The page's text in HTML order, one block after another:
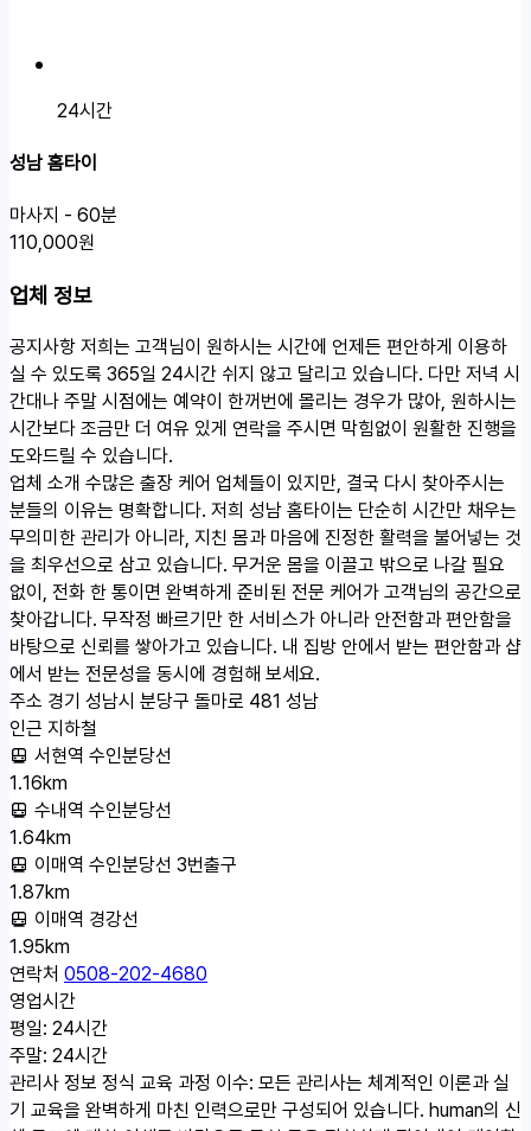
24시간
성남 홈타이
마사지 - 60분
110,000원
업체 정보
공지사항저희는 고객님이 원하시는 시간에 언제든 편안하게 이용하
실 수 있도록 365일 24시간 쉬지 않고 달리고 있습니다. 다만 저녁 시
간대나 주말 시점에는 예약이 한꺼번에 몰리는 경우가 많아, 원하시는
시간보다 조금만 더 여유 있게 연락을 주시면 막힘없이 원활한 진행을
도와드릴 수 있습니다.
업체 소개 수많은 출장 케어 업체들이 있지만, 결국 다시 찾아주시는
분들의 이유는 명확합니다. 저희 성남 홈타이는 단순히 시간만 채우는
무의미한 관리가 아니라, 지친 몸과 마음에 진정한 활력을 불어넣는 것
을 최우선으로 삼고 있습니다. 무거운 몸을 이끌고 밖으로 나갈 필요
없이, 전화 한 통이면 완벽하게 준비된 전문 케어가 고객님의 공간으로
찾아갑니다. 무작정 빠르기만 한 서비스가 아니라 안전함과 편안함을
바탕으로 신뢰를 쌓아가고 있습니다. 내 집방 안에서 받는 편안함과 샵
에서 받는 전문성을 동시에 경험해 보세요.
주소 경기 성남시 분당구 돌마로 481 성남
인근 지하철
서현역 수인분당선
1.16km
수내역 수인분당선
1.64km
이매역 수인분당선 3번출구
1.87km
이매역 경강선
1.95km
연락처 0508-202-4680
영업시간
평일: 24시간
주말: 24시간
관리사 정보 정식 교육 과정 이수: 모든 관리사는 체계적인 이론과 실
기 교육을 완벽하게 마친 인력으로만 구성되어 있습니다. human의 신